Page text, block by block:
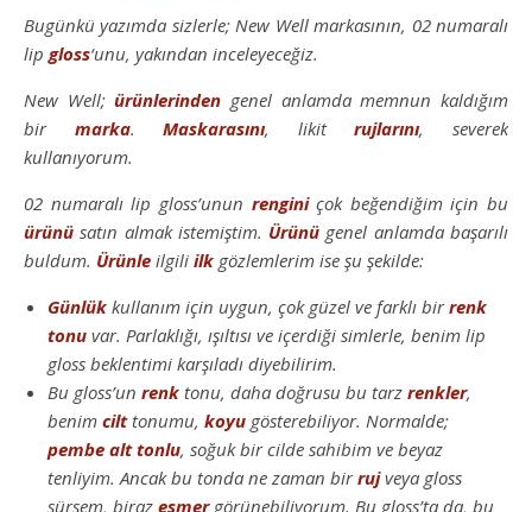
Bugünkü yazımda sizlerle; New Well markasının, 02 numaralı
lipgloss‘unu, yakından inceleyeceğiz.
New Well;ürünlerinden genel anlamda memnun kaldığım
bir marka.Maskarasını, likitrujlarını, severek
kullanıyorum.
02 numaralı lip gloss’unun renginiçok beğendiğim için bu
ürünü satın almak istemiştim. Ürünü genel anlamda başarılı
buldum. Ürünle ilgili ilk gözlemlerim ise şu şekilde:
Günlük kullanım için uygun, çok güzel ve farklı birrenk
tonu var. Parlaklığı, ışıltısı ve içerdiği simlerle, benim lip
gloss beklentimi karşıladı diyebilirim.
Bu gloss’un renk tonu, daha doğrusu bu tarz renkler,
benim cilttonumu, koyu gösterebiliyor. Normalde;
pembe alt tonlu, soğuk bir cilde sahibim ve beyaz
tenliyim. Ancak bu tonda ne zaman birrujveya gloss
sürsem, biraz esmergörünebiliyorum. Bu gloss’ta da, bu